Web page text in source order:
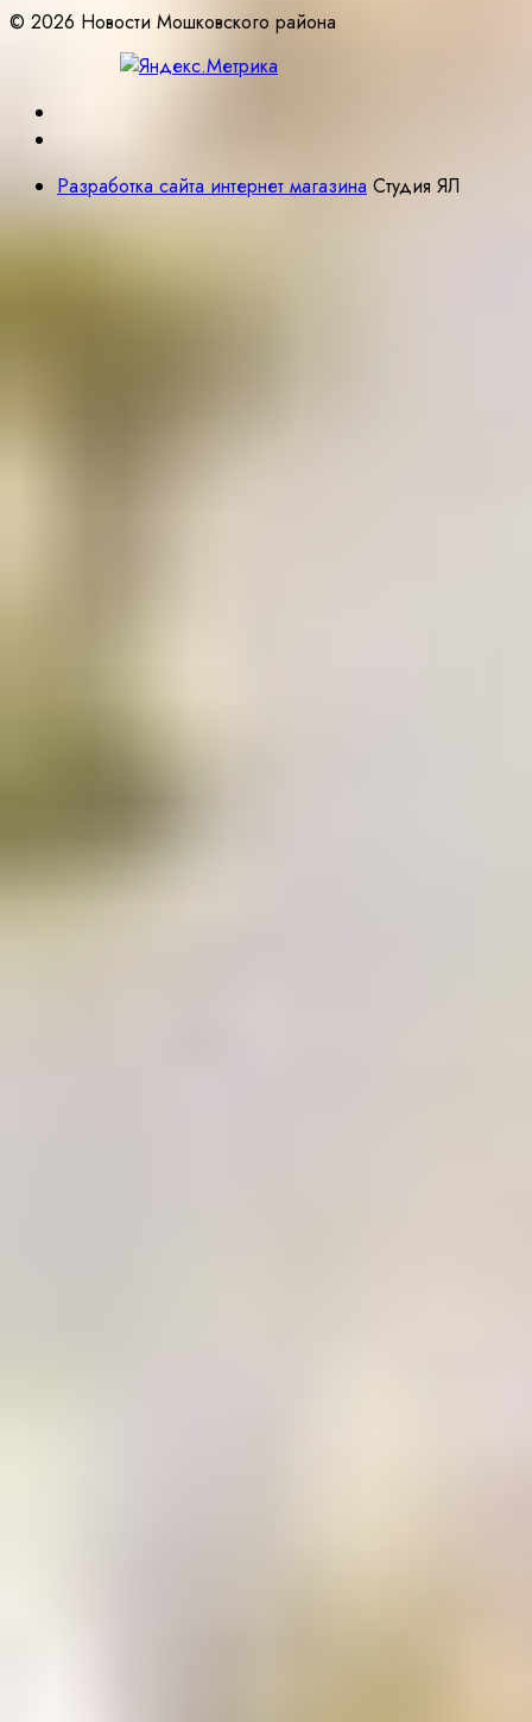
© 2026 Новости Мошковского района
Разработка сайта интернет магазина Студия ЯЛ